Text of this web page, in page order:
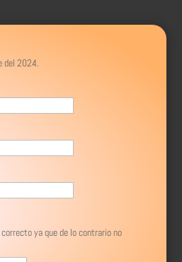
del 2024.
ya que de lo contrario no